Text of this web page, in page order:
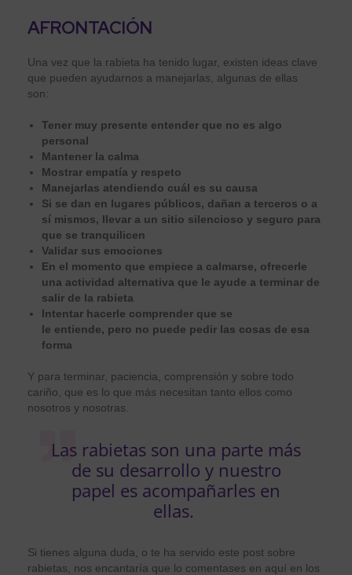
AFRONTACIÓN
Una vez que la rabieta ha tenido lugar, existen ideas clave
que pueden ayudarnos a manejarlas, algunas de ellas
son:
Tener muy presente entender que no es algo
personal
Mantener la calma
Mostrar empatía y respeto
Manejarlas atendiendo cuál es su causa
Si se dan en lugares públicos, dañan a terceros o a
sí mismos, llevar a un sitio silencioso y seguro para
que se tranquilicen
Validar sus emociones
En el momento que empiece a calmarse, ofrecerle
una actividad alternativa que le ayude a terminar de
salir de la rabieta
Intentar hacerle comprender que se
le entiende, pero no puede pedir las cosas de esa
forma
Y para terminar, paciencia, comprensión y sobre todo
cariño, que es lo que más necesitan tanto ellos como
nosotros y nosotras.
Las rabietas son una parte más
de su desarrollo y nuestro
papel es acompañarles en
ellas.
Si tienes alguna duda, o te ha servido este post sobre
rabietas, nos encantaría que lo comentases en aquí en los